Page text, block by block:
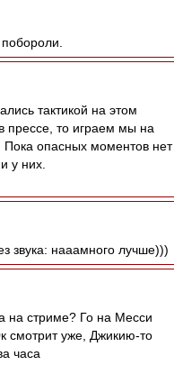
тактикой на этом
прессе, то играем мы на
Пока опасных моментов нет
у них.
звука: нааамного лучше)))
на стриме? Го на Месси
смотрит уже, Джикию-то
часа